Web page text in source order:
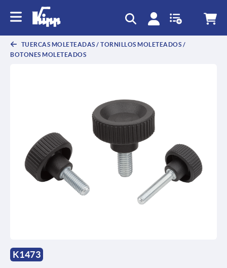
TUERCAS MOLETEADAS / TORNILLOS MOLETEADOS /
BOTONES MOLETEADOS
K1473